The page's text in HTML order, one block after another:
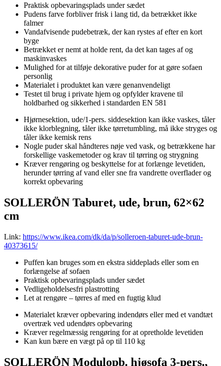
Praktisk opbevaringsplads under sædet
Pudens farve forbliver frisk i lang tid, da betrækket ikke
falmer
Vandafvisende pudebetræk, der kan rystes af efter en kort
byge
Betrækket er nemt at holde rent, da det kan tages af og
maskinvaskes
Mulighed for at tilføje dekorative puder for at gøre sofaen
personlig
Materialet i produktet kan være genanvendeligt
Testet til brug i private hjem og opfylder kravene til
holdbarhed og sikkerhed i standarden EN 581
Hjørnesektion, ude/1-pers. siddesektion kan ikke vaskes, tåler
ikke klorblegning, tåler ikke tørretumbling, må ikke stryges og
tåler ikke kemisk rens
Nogle puder skal håndteres nøje ved vask, og betrækkene har
forskellige vaskemetoder og krav til tørring og strygning
Kræver rengøring og beskyttelse for at forlænge levetiden,
herunder tørring af vand eller sne fra vandrette overflader og
korrekt opbevaring
SOLLERÖN Taburet, ude, brun, 62×62
cm
Link: https://www.ikea.com/dk/da/p/solleroen-taburet-ude-brun-
40373615/
Puffen kan bruges som en ekstra siddeplads eller som en
forlængelse af sofaen
Praktisk opbevaringsplads under sædet
Vedligeholdelsesfri plastrotting
Let at rengøre – tørres af med en fugtig klud
Materialet kræver opbevaring indendørs eller med et vandtæt
overtræk ved udendørs opbevaring
Kræver regelmæssig rengøring for at opretholde levetiden
Kan kun bære en vægt på op til 110 kg
SOLLERÖN Modulopb. hjøsofa 3-pers.,